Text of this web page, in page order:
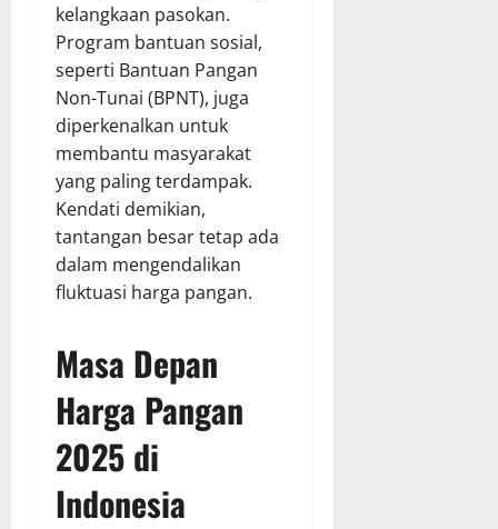
kelangkaan pasokan.
Program bantuan sosial,
seperti Bantuan Pangan
Non-Tunai (BPNT), juga
diperkenalkan untuk
membantu masyarakat
yang paling terdampak.
Kendati demikian,
tantangan besar tetap ada
dalam mengendalikan
fluktuasi harga pangan.
Masa Depan
Harga Pangan
2025 di
Indonesia